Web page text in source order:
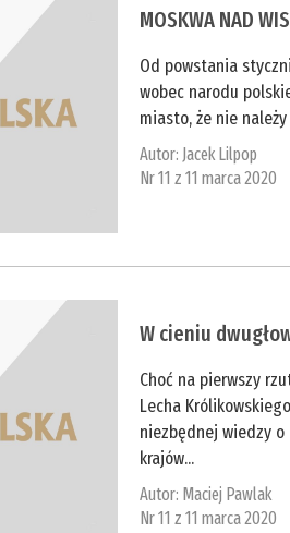
MOSKWA NAD
Od powstania
wobec narodu
miasto, że nie
Autor: Jacek Lilpop
Nr 11 z 11 marca 2020
W cieniu
Choć na pierwszy
Lecha
niezbędnej wiedzy
krajów...
Autor: Maciej Pawlak
Nr 11 z 11 marca 2020